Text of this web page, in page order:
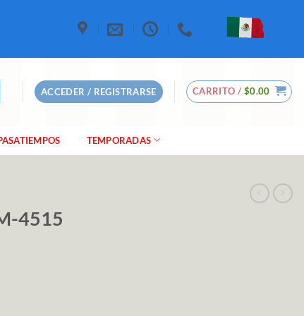
ACCEDER / REGISTRARSE CARRITO / $0.00
TEMPORADAS
4515